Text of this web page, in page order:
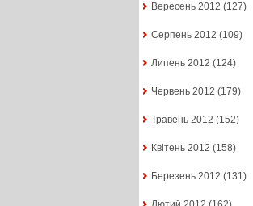
Вересень 2012 (127)
Серпень 2012 (109)
Липень 2012 (124)
Червень 2012 (179)
Травень 2012 (152)
Квітень 2012 (158)
Березень 2012 (131)